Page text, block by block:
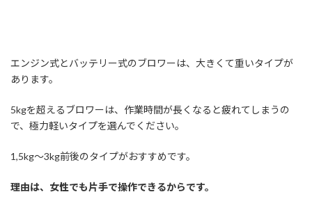
エンジン式とバッテリー式のブロワーは、大きくて重いタイプが
あります。
5kgを超えるブロワーは、作業時間が長くなると疲れてしまうの
で、極力軽いタイプを選んでください。
1,5kg～3kg前後のタイプがおすすめです。
理由は、女性でも片手で操作できるからです。